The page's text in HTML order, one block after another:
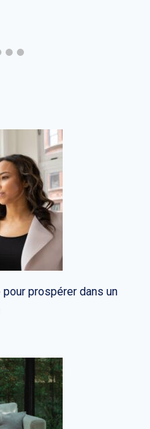
prospérer dans un